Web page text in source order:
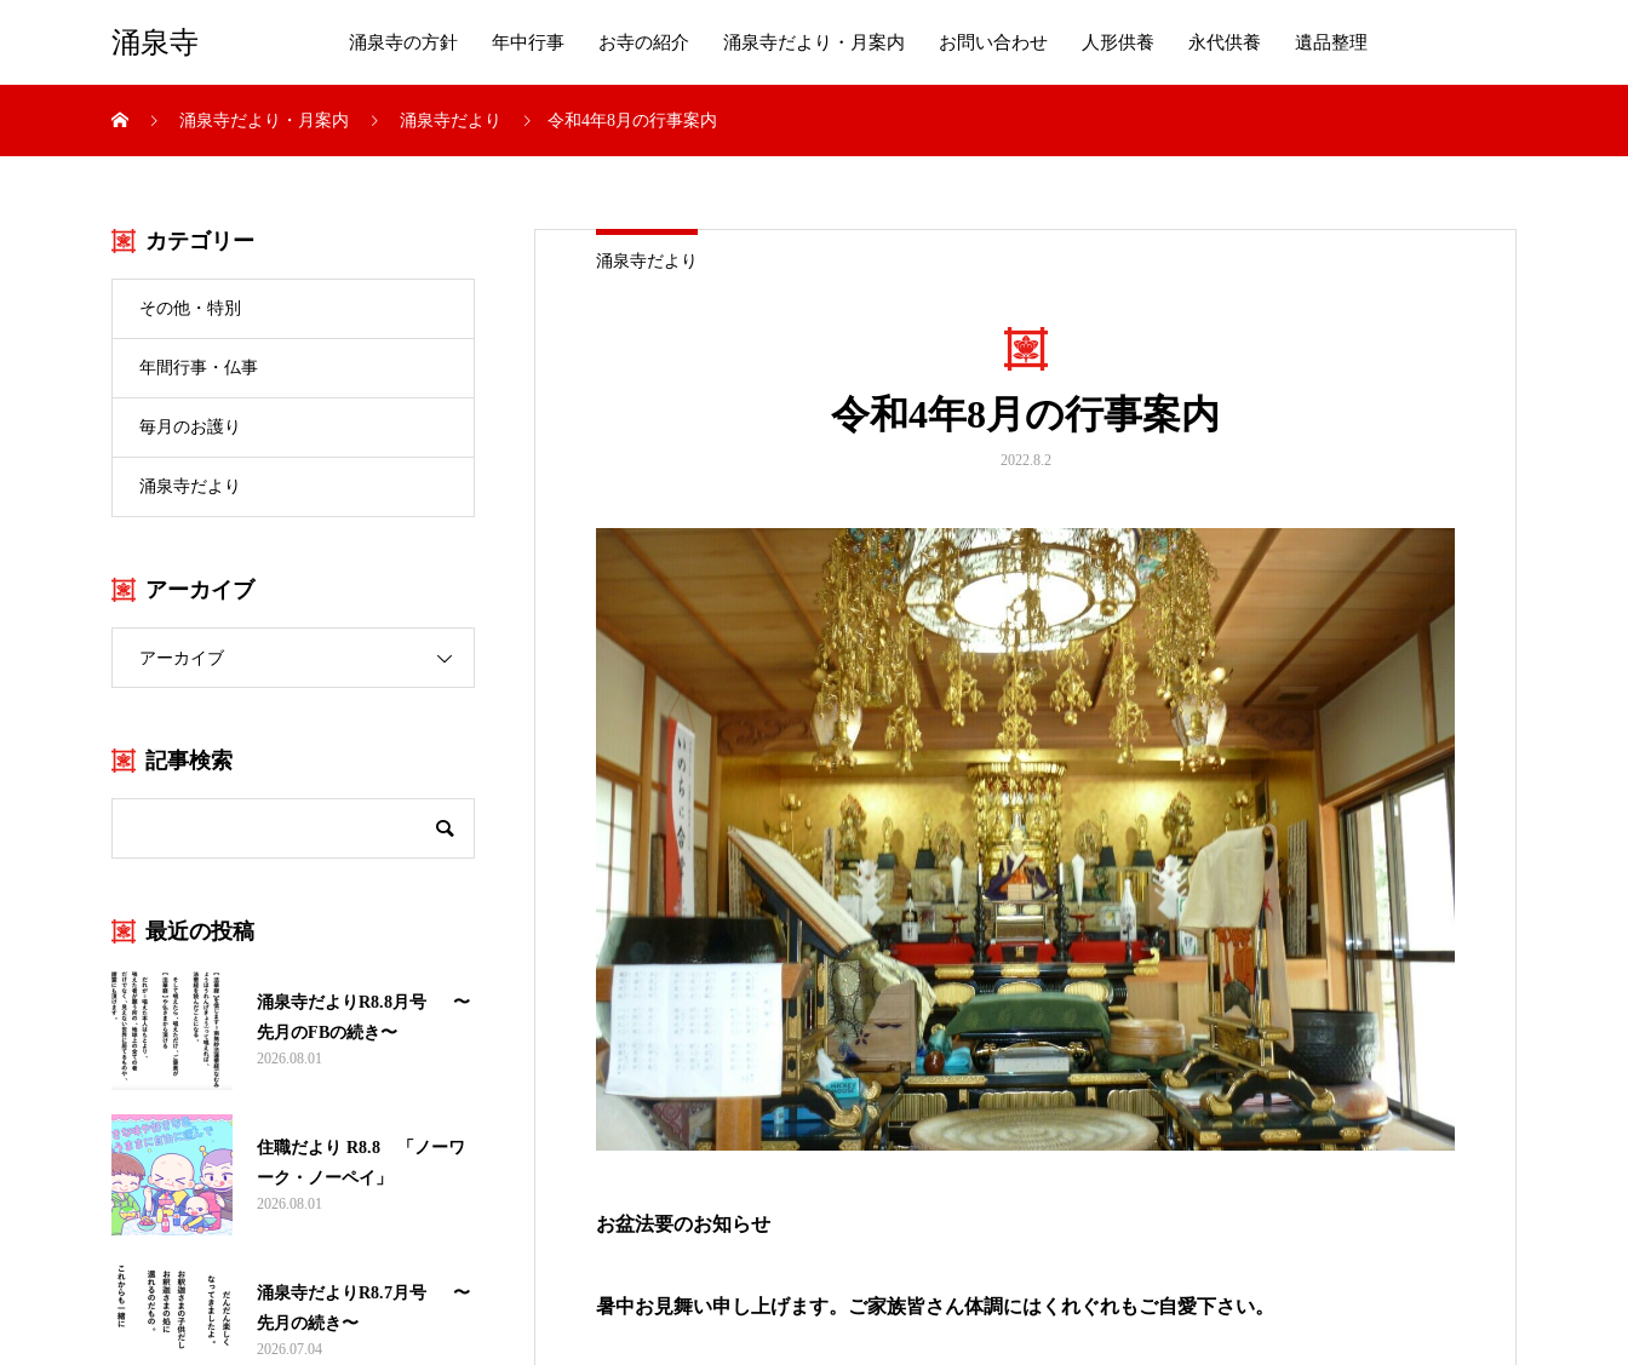
涌泉寺 涌泉寺の方針 年中行事 お寺の紹介 涌泉寺だより・月案内 お問い合わせ 人形供養 永代供養 遺品整理
涌泉寺だより・月案内 涌泉寺だより 令和4年8月の行事案内
涌泉寺だより
令和4年8月の行事案内
2022.8.2
お盆法要のお知らせ
暑中お見舞い申し上げます。ご家族皆さん体調にはくれぐれもご自愛下さい。
カテゴリー
その他・特別
年間行事・仏事
毎月のお護り
涌泉寺だより
アーカイブ
アーカイブ
記事検索
最近の投稿
涌泉寺だよりR8.8月号 〜
先月のFBの続き〜
2026.08.01
住職だより R8.8 「ノーワ
ーク・ノーペイ」
2026.08.01
涌泉寺だよりR8.7月号 〜
先月の続き〜
2026.07.04